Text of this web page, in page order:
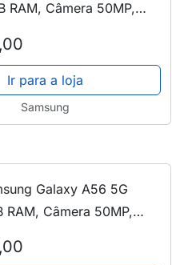
RAM, Câmera 50MP,
Ir para a loja
Samsung
Galaxy A56 5G
RAM, Câmera 50MP,